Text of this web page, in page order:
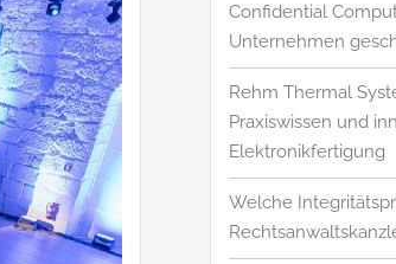
Confidential
Unternehmen
Rehm Thermal
Praxiswissen und
Elektronikfertigung
Welche